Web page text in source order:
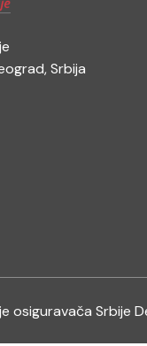
Srbija
osiguravača Srbije